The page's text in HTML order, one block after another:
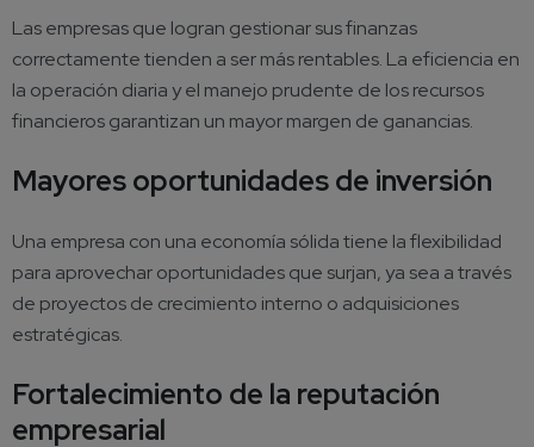
Las empresas que logran gestionar sus finanzas
correctamente tienden a ser más rentables. La eficiencia en
la operación diaria y el manejo prudente de los recursos
financieros garantizan un mayor margen de ganancias.
Mayores oportunidades de inversión
Una empresa con una economía sólida tiene la flexibilidad
para aprovechar oportunidades que surjan, ya sea a través
de proyectos de crecimiento interno o adquisiciones
estratégicas.
Fortalecimiento de la reputación
empresarial